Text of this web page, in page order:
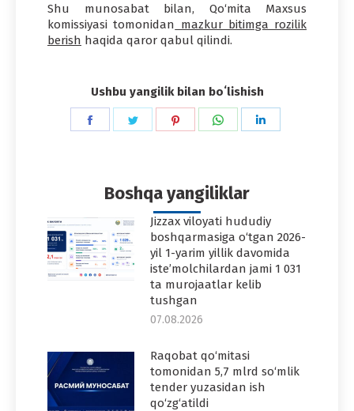
Shu munosabat bilan, Qo‘mita Maxsus
komissiyasi tomonidan mazkur bitimga rozilik
berish haqida qaror qabul qilindi.
Ushbu yangilik bilan boʻlishish
Share
Share
Share
Share
Boshqa yangiliklar
Jizzax viloyati hududiy
boshqarmasiga o‘tgan 2026-
yil 1-yarim yillik davomida
iste’molchilardan jami 1 031
ta murojaatlar kelib
tushgan
07.08.2026
Raqobat qo‘mitasi
tomonidan 5,7 mlrd so‘mlik
tender yuzasidan ish
qo‘zg‘atildi